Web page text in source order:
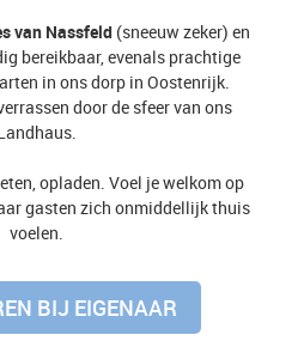
van Nassfeld (sneeuw zeker) en
bereikbaar, evenals prachtige
in ons dorp in Oostenrijk.
door de sfeer van ons
opladen. Voel je welkom op
gasten zich onmiddellijk thuis
voelen.
BIJ EIGENAAR